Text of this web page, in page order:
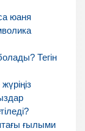
юаня
Тегін
ғылыми